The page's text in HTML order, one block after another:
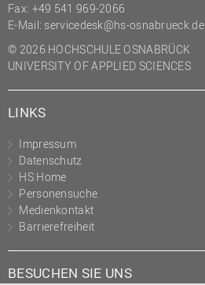
Fax: +49 541 969-2066
E-Mail: servicedesk@hs-osnabrueck.de
© 2026 HOCHSCHULE OSNABRÜCK
UNIVERSITY OF APPLIED SCIENCES
LINKS
Impressum
Datenschutz
HS Home
Personensuche
Medienkontakt
Barrierefreiheit
BESUCHEN SIE UNS